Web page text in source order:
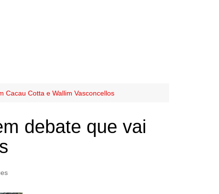
Cacau Cotta e Wallim Vasconcellos
debate que vai